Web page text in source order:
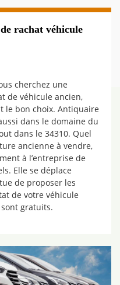
rachat véhicule
cherchez une
de véhicule ancien,
le bon choix. Antiquaire
dans le domaine du
dans le 34310. Quel
ancienne à vendre,
à l’entreprise de
Elle se déplace
de proposer les
de votre véhicule
gratuits.